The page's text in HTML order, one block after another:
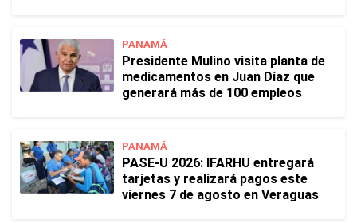
PANAMÁ
Presidente Mulino visita planta de
medicamentos en Juan Díaz que
generará más de 100 empleos
PANAMÁ
PASE-U 2026: IFARHU entregará
tarjetas y realizará pagos este
viernes 7 de agosto en Veraguas